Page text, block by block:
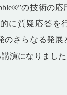
”の技術の応
に質疑応答を
のさらなる発展
演になりました